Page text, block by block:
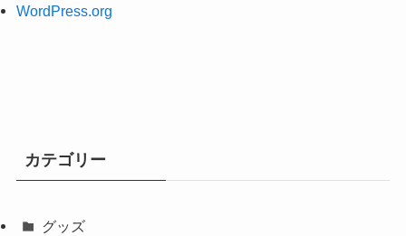
WordPress.org
カテゴリー
グッズ